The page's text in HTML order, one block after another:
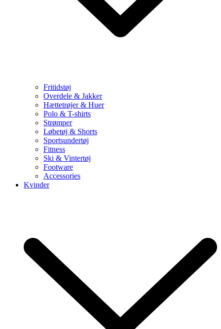
Fritidstøj
Overdele & Jakker
Hættetrøjer & Huer
Polo & T-shirts
Strømper
Løbetøj & Shorts
Sportsundertøj
Fitness
Ski & Vintertøj
Footware
Accessories
Kvinder